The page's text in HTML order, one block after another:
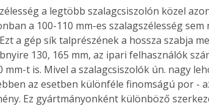
a legtöbb szalagcsiszolón közel
a 100-110 mm-es szalagszélesség
a gép sík talprészének a hossza szabja
130, 165 mm, az ipari felhasználók
mm-t is. Mivel a szalagcsiszolók ún. nagy
az esetben különféle finomságú por -
Ez gyártmányonként különböző